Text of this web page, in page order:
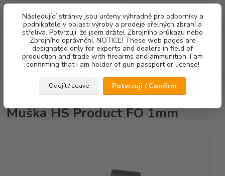
Následující stránky jsou určeny výhradně pro odborníky a
podnikatele v oblasti výroby a prodeje sřelných zbraní a
střeliva. Potvrzuji, že jsem držitel Zbrojního průkazu nebo
Zbrojního oprávnění. NOTICE! These web pages are
designated only for experts and dealers in field of
production and trade with firearms and ammunition. I am
confirming that i am holder of gun passport or license!
Odejít / Leave Potvrzuji / Confirm
Menu
Hledat
za0,00 Kč
Muška HS Product FO 1mm
Muška HS Product FO 1mm